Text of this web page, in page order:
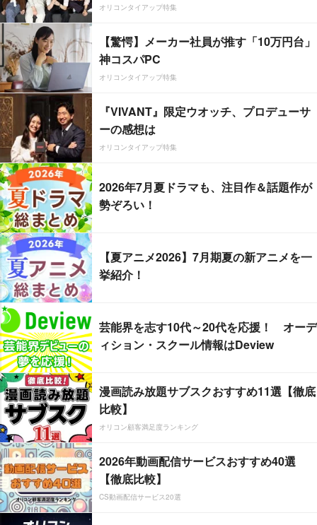
オリコンタイアップ特集
【驚愕】メーカー社員が推す「10万円台」
神コスパPC
オリコンタイアップ特集
『VIVANT』限定ウオッチ、プロデューサ
ーの感想は
オリコンタイアップ特集
2026年7月夏ドラマも、注目作＆話題作が
勢ぞろい！
【夏アニメ2026】7月期夏の新アニメを一
挙紹介！
芸能界を志す10代～20代を応援！ オーデ
ィション・スクール情報はDeview
漫画読み放題サブスクおすすめ11選【徹底
比較】
オリコン顧客満足度ランキング
2026年動画配信サービスおすすめ40選
【徹底比較】
CS動画配信サービス20選